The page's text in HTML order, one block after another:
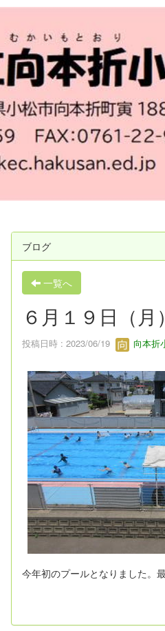
ブログ
一覧へ
６月１９日（
投稿日時 : 2023/06/19 向本折
今年初のプールとなりました。